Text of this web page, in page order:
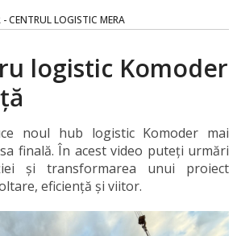
CENTRUL LOGISTIC MERA
logistic Komoder
noul hub logistic Komoder mai
finală. În acest video puteți urmări
și transformarea unui proiect
eficiență și viitor.